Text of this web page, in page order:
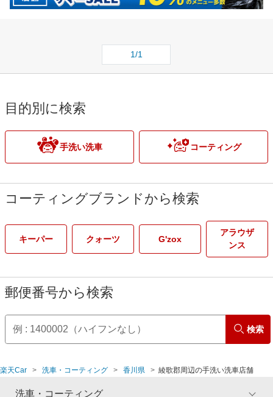
1/1
目的別に検索
手洗い洗車 コーティング
コーティングブランドから検索
キーパー クォーツ G'zox
アラウザ
ンス
郵便番号から検索
検索
楽天Car 洗車・コーティング 香川県 綾歌郡周辺の手洗い洗車店舗
洗車・コーティング